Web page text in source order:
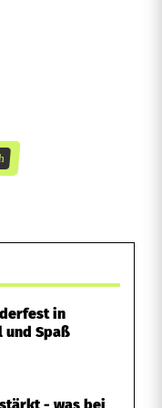
in
und Spaß